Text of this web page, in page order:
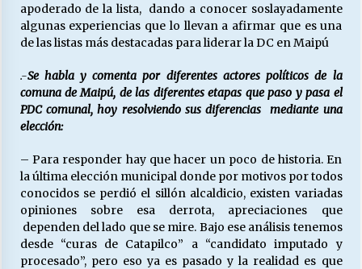
Chile y sus segmentos de la riqueza
06/04/2026
apoderado de la lista, dando a conocer soslayadamente
algunas experiencias que lo llevan a afirmar que es una
de las listas más destacadas para liderar la DC en Maipú
.-Se habla y comenta por diferentes actores políticos de la
comuna de Maipú, de las diferentes etapas que paso y pasa el
PDC comunal, hoy resolviendo sus diferencias mediante una
elección:
– Para responder hay que hacer un poco de historia. En
la última elección municipal donde por motivos por todos
conocidos se perdió el sillón alcaldicio, existen variadas
opiniones sobre esa derrota, apreciaciones que
dependen del lado que se mire. Bajo ese análisis tenemos
desde “curas de Catapilco” a “candidato imputado y
procesado”, pero eso ya es pasado y la realidad es que